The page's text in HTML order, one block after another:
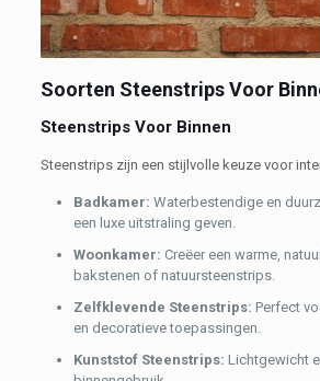
Soorten Steenstrips Voor
Steenstrips Voor Binnen
Steenstrips zijn een stijlvolle keuze voor
Badkamer: Waterbestendige en
een luxe uitstraling geven.
Woonkamer: Creëer een warme,
bakstenen of natuursteenstrips.
Zelfklevende Steenstrips: Perfect
en decoratieve toepassingen.
Kunststof Steenstrips: Lichtgewicht